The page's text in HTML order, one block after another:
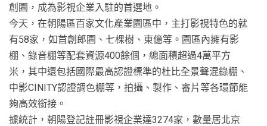
創園，成為影視企業入駐的首選地。
今天，在朝陽區百家文化產業園區中，主打影視特色的就
有58家，如首創郎園、七棵樹、東億等。園區內擁有影
棚、錄音棚等配套資源400餘個，總面積超過4萬平方
米，其中還包括國際最高認證標準的杜比全景聲混錄棚、
中影CINITY認證調色棚等，拍攝、製作、審片等各環節能
夠高效銜接。
據統計，朝陽登記註冊影視企業達3274家，數量居北京